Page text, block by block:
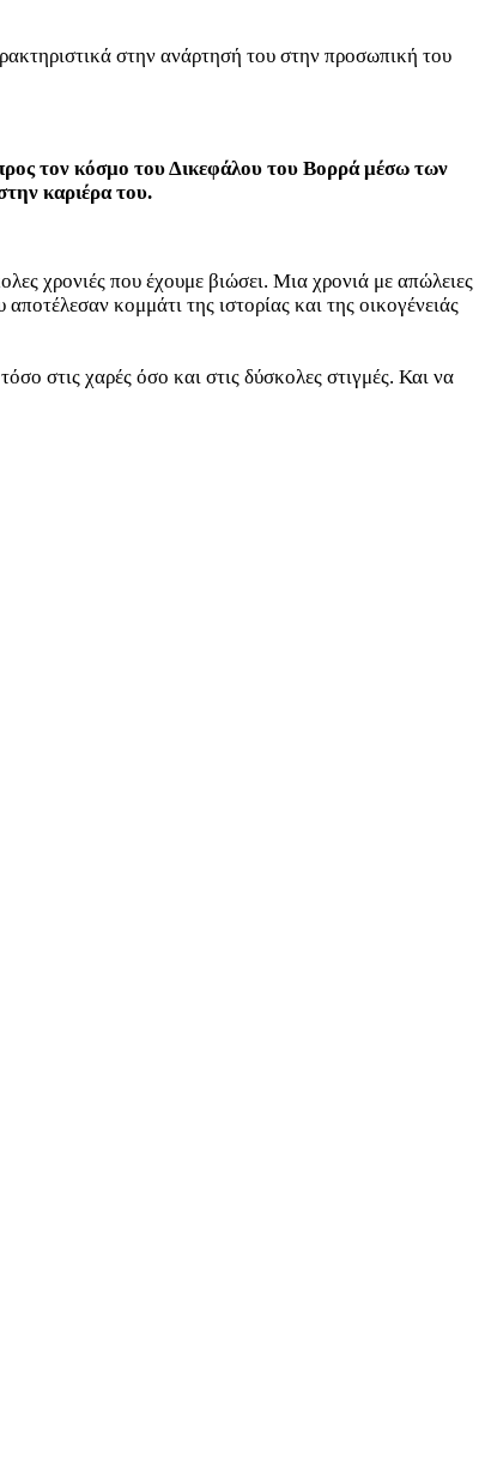
στην ανάρτησή του στην προσωπική του
τον κόσμο του Δικεφάλου του Βορρά μέσω των
καριέρα του.
χρονιές που έχουμε βιώσει. Μια χρονιά με απώλειες
κομμάτι της ιστορίας και της οικογένειάς
στις χαρές όσο και στις δύσκολες στιγμές. Και να